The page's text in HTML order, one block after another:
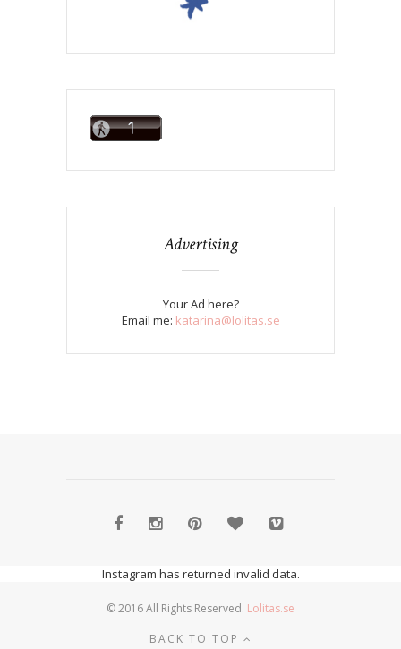
Advertising
Your Ad here?
Email me: katarina@lolitas.se
Instagram has returned invalid data.
© 2016 All Rights Reserved. Lolitas.se
BACK TO TOP